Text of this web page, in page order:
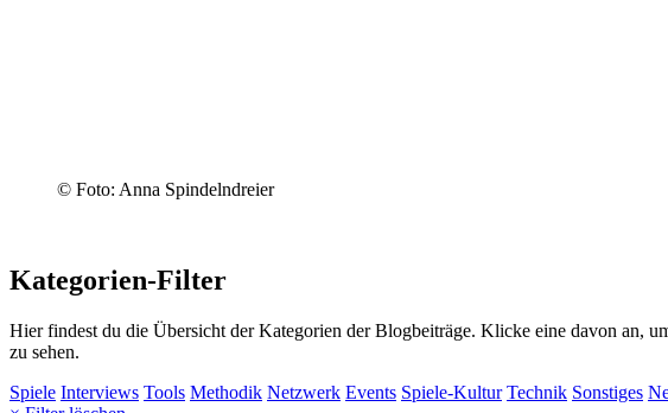
© Foto: Anna Spindelndreier
Kategorien-Filter
Hier findest du die Übersicht der Kategorien der Blogbeiträge. Klicke eine davon an,
zu sehen.
Spiele Interviews Tools Methodik Netzwerk Events Spiele-Kultur Technik Sonstiges